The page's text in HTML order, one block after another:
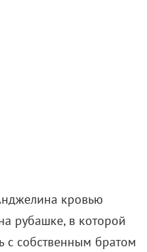
кровью
рубашке, в которой
с собственным братом